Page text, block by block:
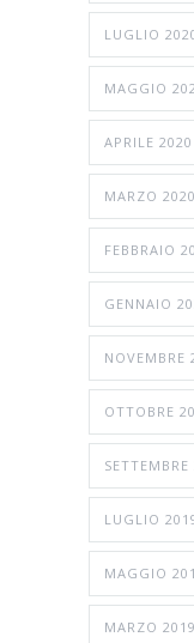
LUGLIO
MAGGIO
APRILE 2020
MARZO 2020
FEBBRAIO
GENNAIO
NOVEMBRE
OTTOBRE
SETTEMBRE
LUGLIO
MAGGIO
MARZO 2019